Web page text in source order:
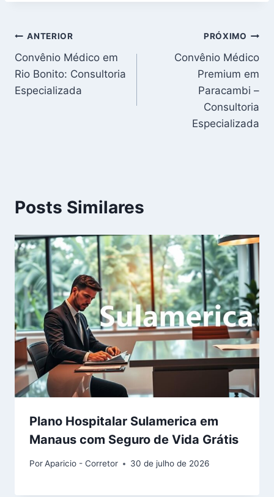
ANTERIOR
Convênio Médico em
Rio Bonito: Consultoria
Especializada
PRÓXIMO
Convênio Médico
Premium em
Paracambi –
Consultoria
Especializada
Posts Similares
Plano Hospitalar Sulamerica em
Manaus com Seguro de Vida Grátis
PorAparicio - Corretor 30 de julho de 2026